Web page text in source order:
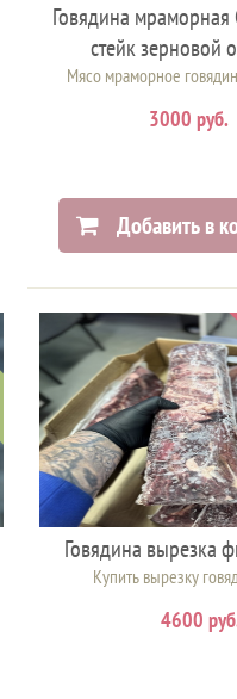
Говядина мраморная
стейк зерновой
Мясо мраморное
3000 руб.
Добавить в
Говядина вырезка
Купить вырезку
4600